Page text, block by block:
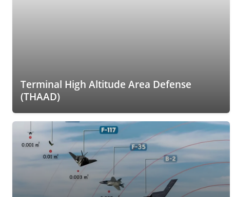
Terminal High Altitude Area Defense
(THAAD)